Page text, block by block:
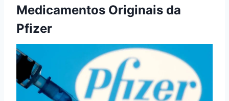
Medicamentos Originais da
Pfizer